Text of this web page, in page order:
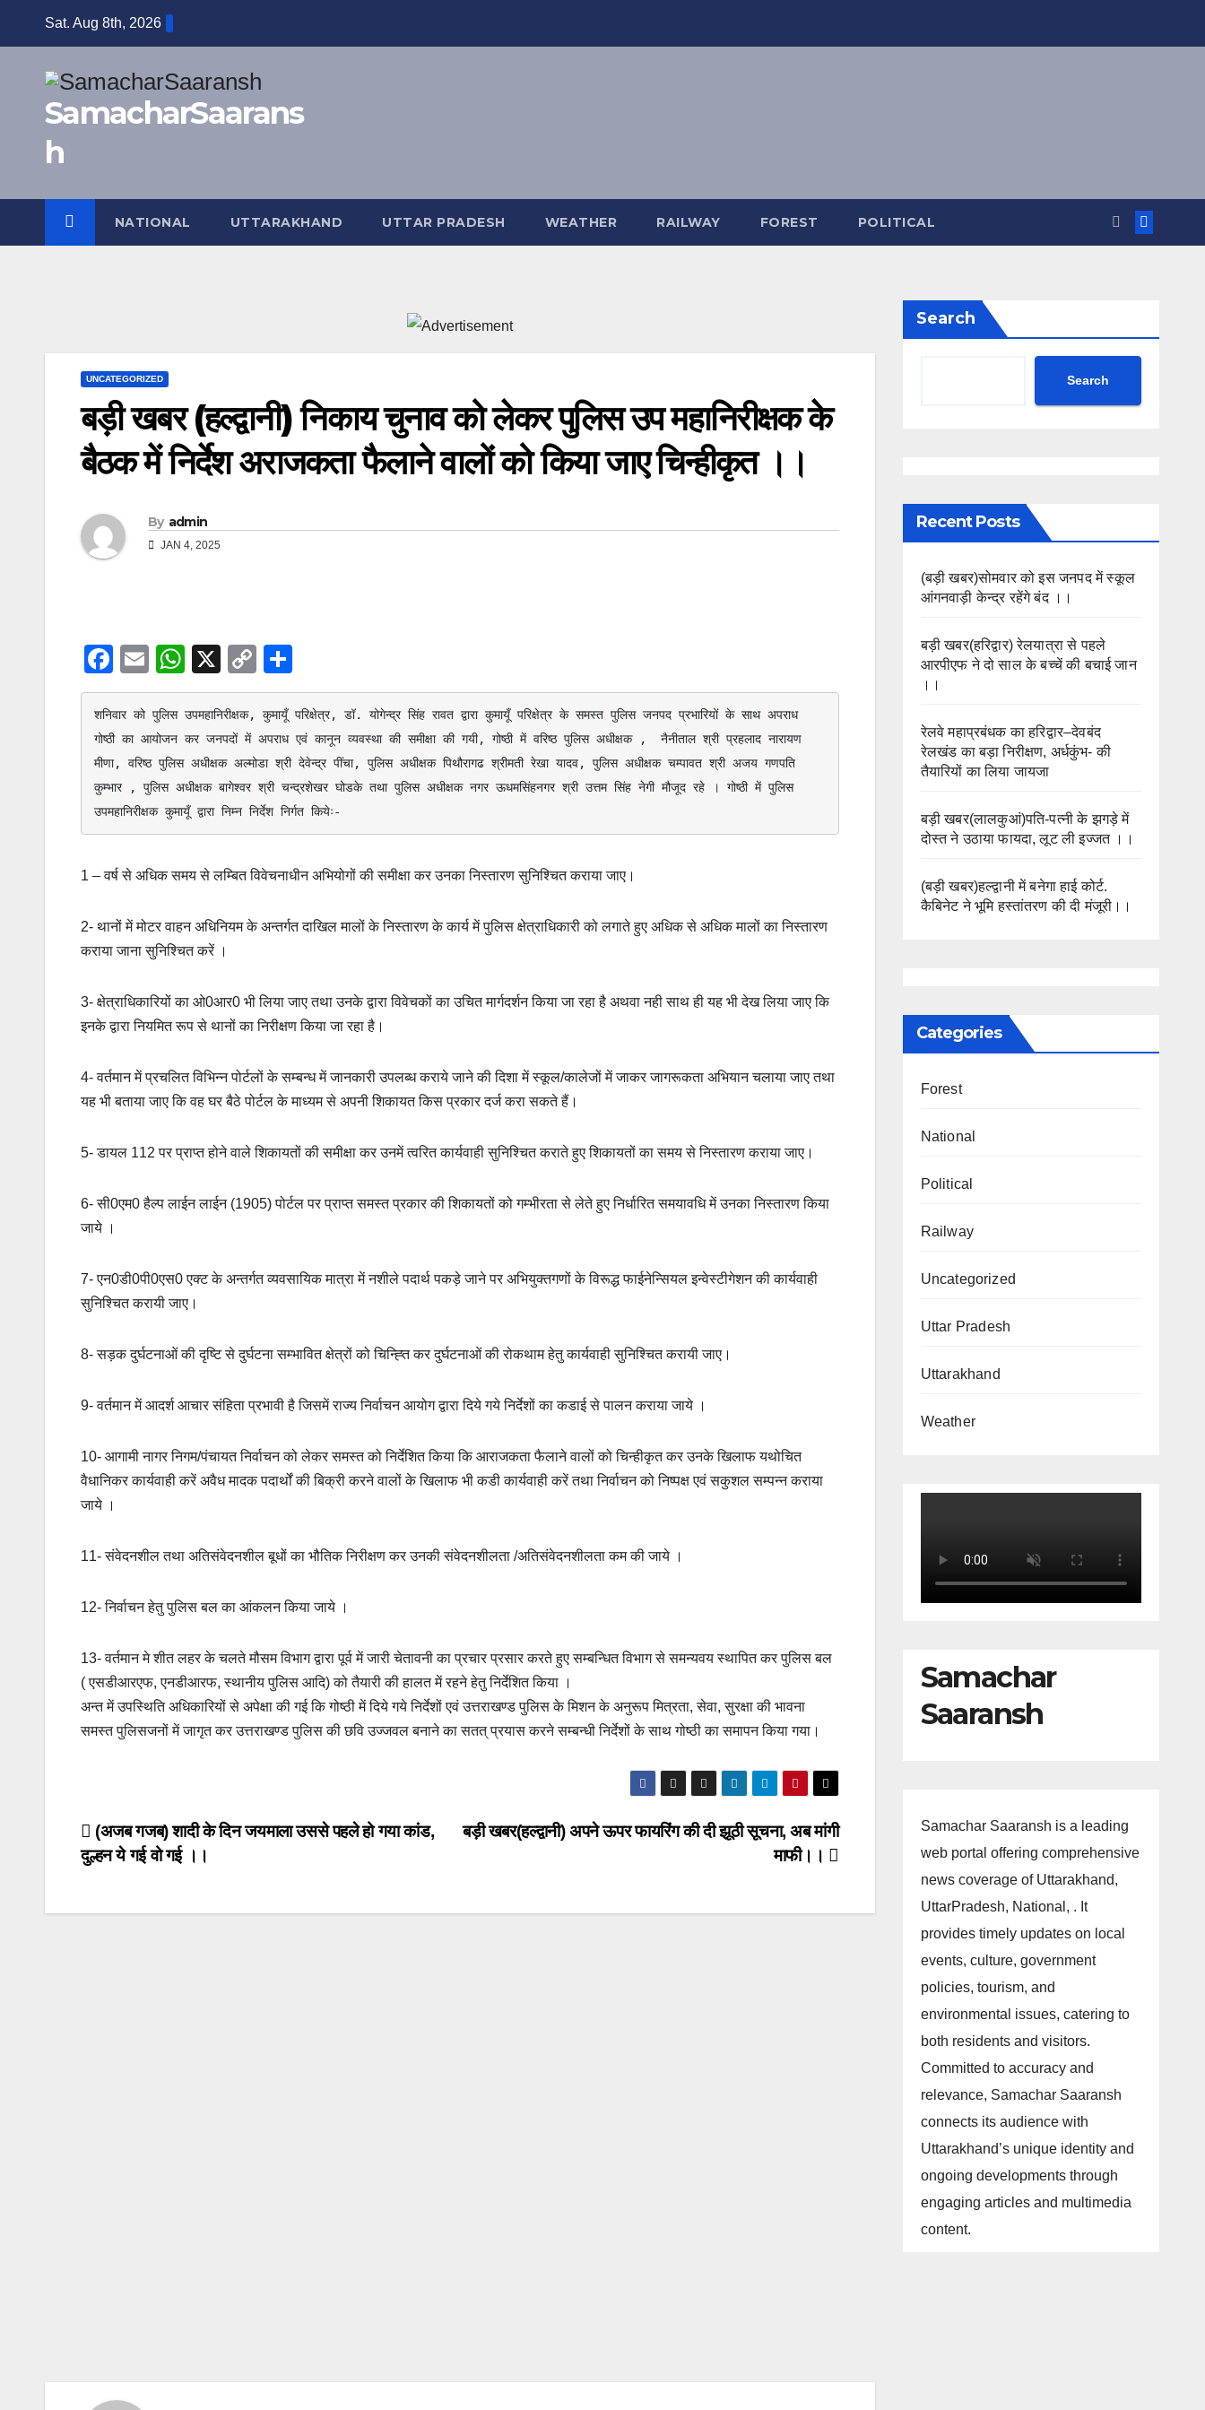
Sat. Aug 8th, 2026
SamacharSaarans
h
NATIONAL UTTARAKHAND UTTAR PRADESH WEATHER RAILWAY FOREST POLITICAL
UNCATEGORIZED
बड़ी खबर (हल्द्वानी) निकाय चुनाव को लेकर पुलिस उप महानिरीक्षक के
बैठक में निर्देश अराजकता फैलाने वालों को किया जाए चिन्हीकृत ।।
By admin
JAN 4, 2025
F
a
c
e
b
o
o
k
E
m
ail
W
h
at
s
A
p
p
X
C
o
p
y
Li
n
k
h
ar
e
शनिवार को पुलिस उपमहानिरीक्षक, कुमायूँ परिक्षेत्र, डॉ. योगेन्द्र सिंह रावत द्वारा कुमायूँ परिक्षेत्र के समस्त पुलिस जनपद प्रभारियों के साथ अपराध
गोष्ठी का आयोजन कर जनपदों में अपराध एवं कानून व्यवस्था की समीक्षा की गयी, गोष्ठी में वरिष्ठ पुलिस अधीक्षक ,  नैनीताल श्री प्रहलाद नारायण
मीणा, वरिष्ठ पुलिस अधीक्षक अल्मोडा श्री देवेन्द्र पींचा, पुलिस अधीक्षक पिथौरागढ श्रीमती रेखा यादव, पुलिस अधीक्षक चम्पावत श्री अजय गणपति
कुम्भार , पुलिस अधीक्षक बागेश्वर श्री चन्द्रशेखर घोडके तथा पुलिस अधीक्षक नगर ऊधमसिंहनगर श्री उत्तम सिंह नेगी मौजूद रहे । गोष्ठी में पुलिस
उपमहानिरीक्षक कुमायूँ द्वारा निम्न निर्देश निर्गत कियेः-
1 – वर्ष से अधिक समय से लम्बित विवेचनाधीन अभियोगों की समीक्षा कर उनका निस्तारण सुनिश्चित कराया जाए।
2- थानों में मोटर वाहन अधिनियम के अन्तर्गत दाखिल मालों के निस्तारण के कार्य में पुलिस क्षेत्राधिकारी को लगाते हुए अधिक से अधिक मालों का निस्तारण
कराया जाना सुनिश्चित करें ।
3- क्षेत्राधिकारियों का ओ0आर0 भी लिया जाए तथा उनके द्वारा विवेचकों का उचित मार्गदर्शन किया जा रहा है अथवा नही साथ ही यह भी देख लिया जाए कि
इनके द्वारा नियमित रूप से थानों का निरीक्षण किया जा रहा है।
4- वर्तमान में प्रचलित विभिन्न पोर्टलों के सम्बन्ध में जानकारी उपलब्ध कराये जाने की दिशा में स्कूल/कालेजों में जाकर जागरूकता अभियान चलाया जाए तथा
यह भी बताया जाए कि वह घर बैठे पोर्टल के माध्यम से अपनी शिकायत किस प्रकार दर्ज करा सकते हैं।
5- डायल 112 पर प्राप्त होने वाले शिकायतों की समीक्षा कर उनमें त्वरित कार्यवाही सुनिश्चित कराते हुए शिकायतों का समय से निस्तारण कराया जाए।
6- सी0एम0 हैल्प लाईन लाईन (1905) पोर्टल पर प्राप्त समस्त प्रकार की शिकायतों को गम्भीरता से लेते हुए निर्धारित समयावधि में उनका निस्तारण किया
जाये ।
7- एन0डी0पी0एस0 एक्ट के अन्तर्गत व्यवसायिक मात्रा में नशीले पदार्थ पकड़े जाने पर अभियुक्तगणों के विरूद्ध फाईनेन्सियल इन्वेस्टीगेशन की कार्यवाही
सुनिश्चित करायी जाए।
8- सड़क दुर्घटनाओं की दृष्टि से दुर्घटना सम्भावित क्षेत्रों को चिन्ह्ति कर दुर्घटनाओं की रोकथाम हेतु कार्यवाही सुनिश्चित करायी जाए।
9- वर्तमान में आदर्श आचार संहिता प्रभावी है जिसमें राज्य निर्वाचन आयोग द्वारा दिये गये निर्देशों का कडाई से पालन कराया जाये ।
10- आगामी नागर निगम/पंचायत निर्वाचन को लेकर समस्त को निर्देशित किया कि आराजकता फैलाने वालों को चिन्हीकृत कर उनके खिलाफ यथोचित
वैधानिकर कार्यवाही करें अवैध मादक पदार्थों की बिक्री करने वालों के खिलाफ भी कडी कार्यवाही करें तथा निर्वाचन को निष्पक्ष एवं सकुशल सम्पन्न कराया
जाये ।
11- संवेदनशील तथा अतिसंवेदनशील बूधों का भौतिक निरीक्षण कर उनकी संवेदनशीलता /अतिसंवेदनशीलता कम की जाये ।
12- निर्वाचन हेतु पुलिस बल का आंकलन किया जाये ।
13- वर्तमान मे शीत लहर के चलते मौसम विभाग द्वारा पूर्व में जारी चेतावनी का प्रचार प्रसार करते हुए सम्बन्धित विभाग से समन्यवय स्थापित कर पुलिस बल
( एसडीआरएफ, एनडीआरफ, स्थानीय पुलिस आदि) को तैयारी की हालत में रहने हेतु निर्देशित किया ।
अन्त में उपस्थिति अधिकारियों से अपेक्षा की गई कि गोष्ठी में दिये गये निर्देशों एवं उत्तराखण्ड पुलिस के मिशन के अनुरूप मित्रता, सेवा, सुरक्षा की भावना
समस्त पुलिसजनों में जागृत कर उत्तराखण्ड पुलिस की छवि उज्जवल बनाने का सतत् प्रयास करने सम्बन्धी निर्देशों के साथ गोष्ठी का समापन किया गया।
Post
navigation
बड़ी खबर(हल्द्वानी) अपने ऊपर फायरिंग की दी झूठी सूचना, अब मांगी
माफी।।
(अजब गजब) शादी के दिन जयमाला उससे पहले हो गया कांड,
दुल्हन ये गई वो गई ।।
Search
Search
Recent Posts
(बड़ी खबर)सोमवार को इस जनपद में स्कूल
आंगनवाड़ी केन्द्र रहेंगे बंद ।।
बड़ी खबर(हरिद्वार) रेलयात्रा से पहले
आरपीएफ ने दो साल के बच्चें की बचाई जान
।।
रेलवे महाप्रबंधक का हरिद्वार–देवबंद
रेलखंड का बड़ा निरीक्षण, अर्धकुंभ- की
तैयारियों का लिया जायजा
बड़ी खबर(लालकुआं)पति-पत्नी के झगड़े में
दोस्त ने उठाया फायदा, लूट ली इज्जत ।।
(बड़ी खबर)हल्द्वानी में बनेगा हाई कोर्ट.
कैबिनेट ने भूमि हस्तांतरण की दी मंजूरी।।
Categories
Forest
National
Political
Railway
Uncategorized
Uttar Pradesh
Uttarakhand
Weather
Samachar
Saaransh
Samachar Saaransh is a leading
web portal offering comprehensive
news coverage of Uttarakhand,
UttarPradesh, National, . It
provides timely updates on local
events, culture, government
policies, tourism, and
environmental issues, catering to
both residents and visitors.
Committed to accuracy and
relevance, Samachar Saaransh
connects its audience with
Uttarakhand’s unique identity and
ongoing developments through
engaging articles and multimedia
content.